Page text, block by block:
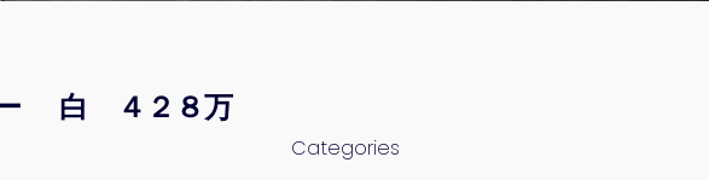
ー 白 ４２８万
Categories